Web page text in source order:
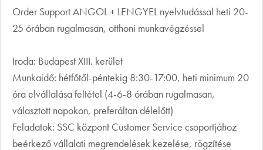
Order Support ANGOL + LENGYEL nyelvtudással heti 20-
25 órában rugalmasan, otthoni munkavégzéssel
Iroda: Budapest XIII. kerület
Munkaidő: hétfőtől-péntekig 8:30-17:00, heti minimum 20
óra elvállalása feltétel (4-6-8 órában rugalmasan,
választott napokon, preferáltan délelőtt)
Feladatok: SSC központ Customer Service csoportjához
beérkező vállalati megrendelések kezelése, rögzítése